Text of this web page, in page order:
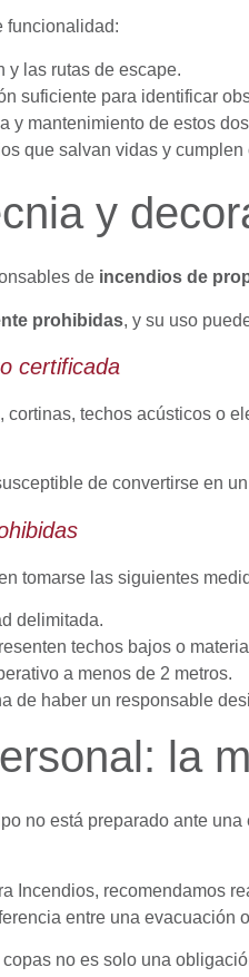
funcionalidad:
y las rutas de escape.
suficiente para identificar
y mantenimiento de estos
que salvan vidas y
y
de incendios de
prohibidas, y su uso
certificada
techos acústicos o
de convertirse en
tomarse las siguientes
delimitada.
techos bajos o
a menos de 2 metros.
de haber un responsable
la
no está preparado ante
Incendios, recomendamos
entre una
no es solo una